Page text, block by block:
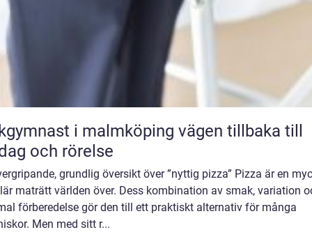
i malmköping vägen tillbaka till
och rörelse
grundlig översikt över ”nyttig pizza” Pizza är en
maträtt världen över. Dess kombination av smak, variation
förberedelse gör den till ett praktiskt alternativ för många
Men med sitt r...